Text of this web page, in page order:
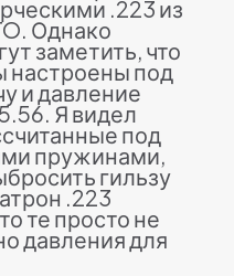
.223 из
Однако
заметить, что
настроены под
и давление
Я видел
под
пружинами,
гильзу
.223
те просто не
давления для